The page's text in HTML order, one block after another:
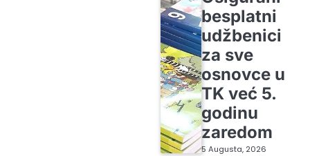
besplatni
udžbenici
za sve
osnovce u
TK već 5.
godinu
zaredom
5 Augusta, 2026